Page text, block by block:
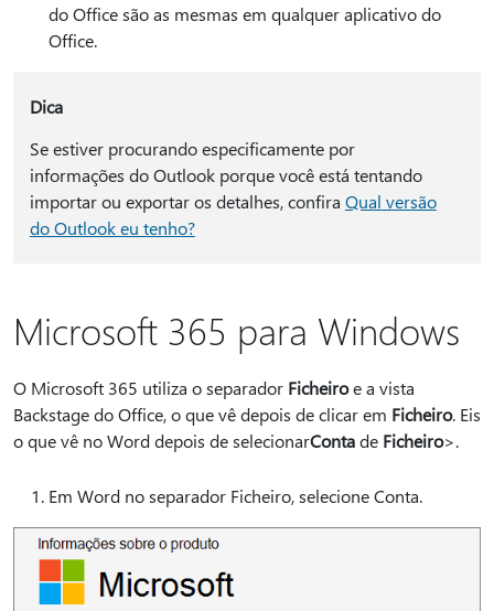
do Office são as mesmas em qualquer aplicativo do
Office.
Dica
Se estiver procurando especificamente por
informações do Outlook porque você está tentando
importar ou exportar os detalhes, confira Qual versão
do Outlook eu tenho?
Microsoft 365 para Windows
O Microsoft 365 utiliza o separador Ficheiroe a vista
Backstage do Office, o que vê depois de clicar em Ficheiro. Eis
o que vê no Word depois de selecionarContade Ficheiro>.
Em Word no separador Ficheiro, selecione Conta.